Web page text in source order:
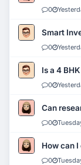
0
Smart
0
Is a 4
0
Can
0
How can
0